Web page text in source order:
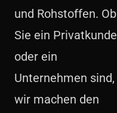
und Rohstoffen. Ob
Sie ein Privatkunde
oder ein
Unternehmen sind,
wir machen den